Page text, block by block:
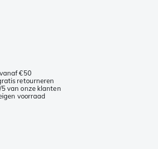
€50
retourneren
van onze klanten
voorraad